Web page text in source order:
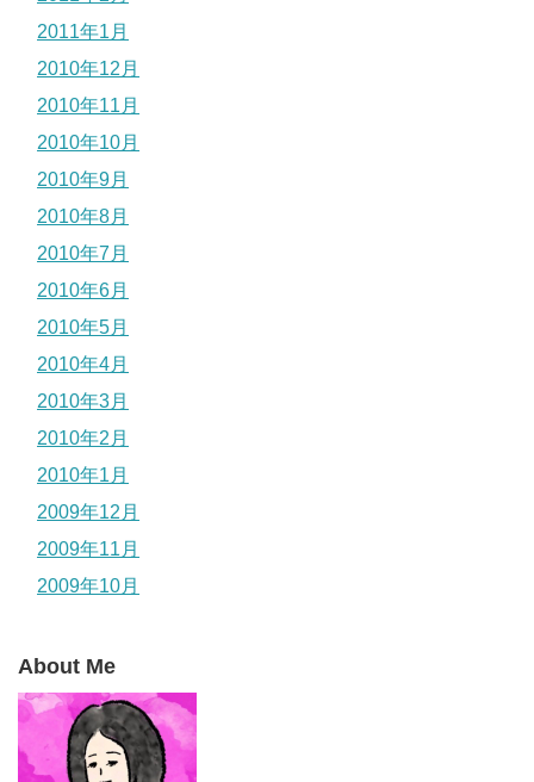
2011年1月
2010年12月
2010年11月
2010年10月
2010年9月
2010年8月
2010年7月
2010年6月
2010年5月
2010年4月
2010年3月
2010年2月
2010年1月
2009年12月
2009年11月
2009年10月
About Me